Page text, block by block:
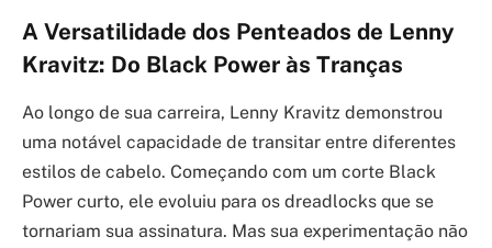
A Versatilidade dos Penteados de Lenny
Kravitz: Do Black Power às Tranças
Ao longo de sua carreira, Lenny Kravitz demonstrou
uma notável capacidade de transitar entre diferentes
estilos de cabelo. Começando com um corte Black
Power curto, ele evoluiu para os dreadlocks que se
tornariam sua assinatura. Mas sua experimentação não